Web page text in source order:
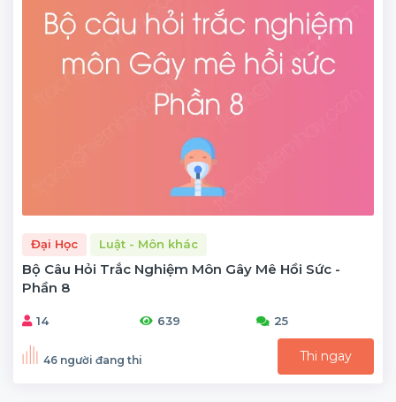
Đại Học Luật - Môn khác
Bộ Câu Hỏi Trắc Nghiệm Môn Gây Mê Hồi Sức -
Phần 8
14 639 25
46 người đang thi Thi ngay